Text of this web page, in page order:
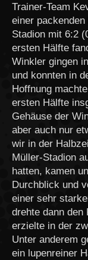
Trainer-Team
einer
Stadion mit 6:2
ersten Hälfte
Winkler gingen
und konnten in
Hoffnung
ersten Hälfte
Gehäuse der
aber auch nur
wir in der
Müller-Stadion
hatten, kamen
Durchblick und
einer sehr
drehte dann den
erzielte in der
Unter anderem
ein lupenreiner